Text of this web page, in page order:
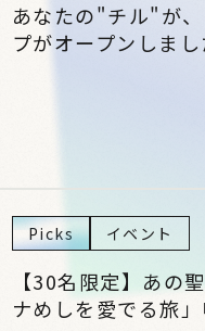
あなたの"チル"が
プがオープンしまし
Picks イベント
【30名限定】あの
ナめしを愛でる旅」